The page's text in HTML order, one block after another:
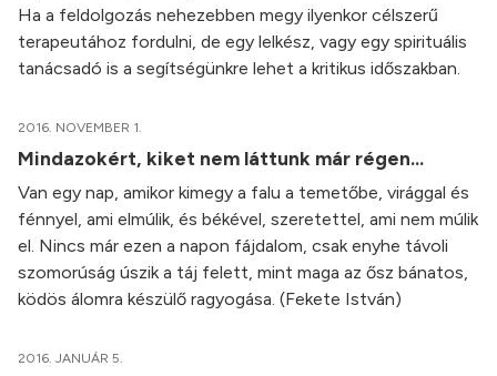
Ha a feldolgozás nehezebben megy ilyenkor célszerű
terapeutához fordulni, de egy lelkész, vagy egy spirituális
tanácsadó is a segítségünkre lehet a kritikus időszakban.
2016. NOVEMBER 1.
Mindazokért, kiket nem láttunk már régen...
Van egy nap, amikor kimegy a falu a temetőbe, virággal és
fénnyel, ami elmúlik, és békével, szeretettel, ami nem múlik
el. Nincs már ezen a napon fájdalom, csak enyhe távoli
szomorúság úszik a táj felett, mint maga az ősz bánatos,
ködös álomra készülő ragyogása. (Fekete István)
2016. JANUÁR 5.